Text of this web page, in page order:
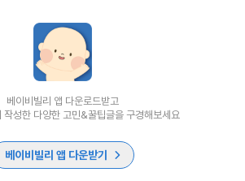
베이비빌리 앱 다운로드받고
작성한 다양한 고민&꿀팁글을 구경해보세요
베이비빌리 앱 다운받기